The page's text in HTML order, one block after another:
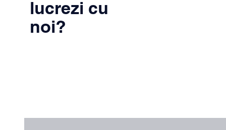
lucrezi cu
noi?